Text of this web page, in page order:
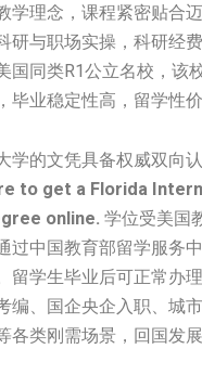
学理念，课程紧密贴合
研与职场实操，科研经
国同类R1公立名校，该
毕业稳定性高，留学性价
学的文凭具备权威双向
to get a Florida
online. 学位受美国
过中国教育部留学服务
留学生毕业后可正常办
编、国企央企入职、城
各类刚需场景，回国发